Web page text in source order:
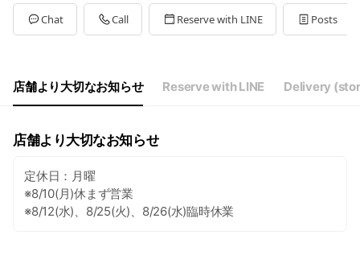
Tue16:00 - 22:30
Wed16:00 - 22:30
Sat16:00 - 22:30
Chat Call Reserve with LINE Posts
店舗より大切なお知らせ Reserve with LINE Delivery
店舗より大切なお知らせ
定休日：月曜
※8/10(月)休まず営業
※8/12(水)、8/25(火)、8/26(水)臨時休業